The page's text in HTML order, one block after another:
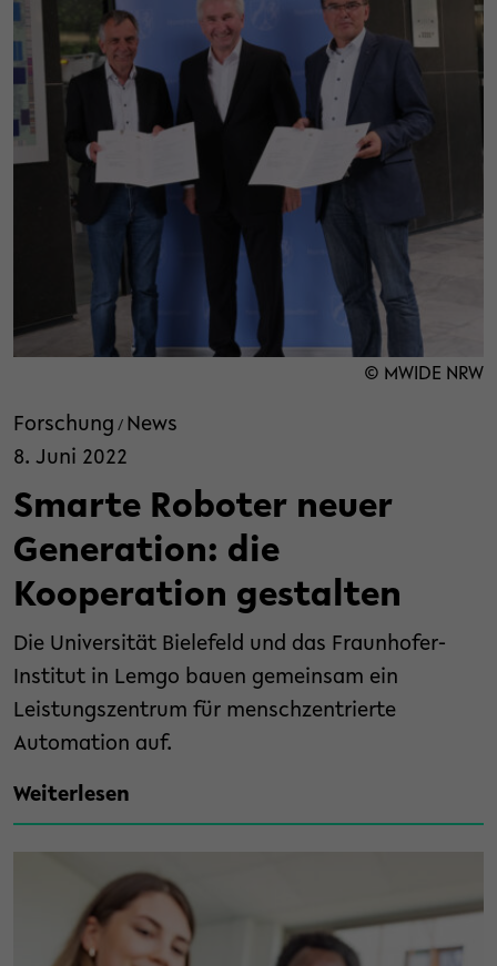
© MWIDE NRW
Forschung / News
8. Juni 2022
Smarte Roboter neuer
Generation: die
Kooperation gestalten
Die Universität Bielefeld und das Fraunhofer-
Institut in Lemgo bauen gemeinsam ein
Leistungszentrum für menschzentrierte
Automation auf.
Weiterlesen